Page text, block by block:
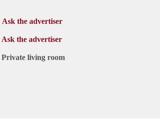
Beschikbaarheid en huurvorm
Ask the advertiser
Ask the advertiser
Private living room